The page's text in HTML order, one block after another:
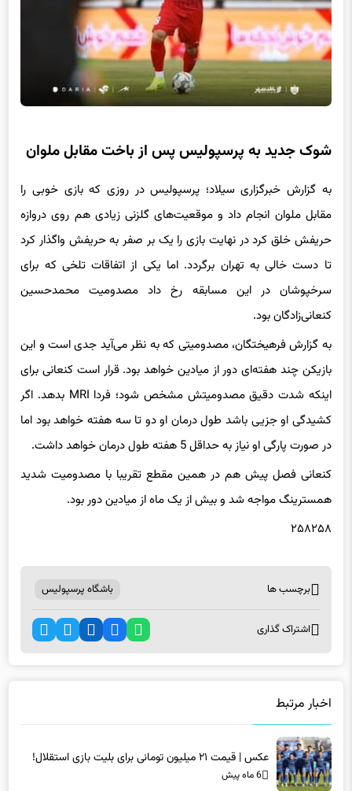
شوک جدید به پرسپولیس پس از باخت مقابل ملوان
به گزارش خبرگزاری سیلاد؛ پرسپولیس در روزی که بازی خوبی را
مقابل ملوان انجام داد و موقعیت‌های گلزنی زیادی هم روی دروازه
حریفش خلق کرد در نهایت بازی را یک بر صفر به حریفش واگذار کرد
تا دست خالی به تهران برگردد. اما یکی از اتفاقات تلخی که برای
سرخپوشان در این مسابقه رخ داد مصدومیت محمدحسین
کنعانی‌زادگان بود.
به گزارش فرهیختگان، مصدومیتی که به نظر می‌آید جدی است و این
بازیکن چند هفته‌ای دور از میادین خواهد بود. قرار است کنعانی برای
اینکه شدت دقیق مصدومیتش مشخص شود؛ فردا MRI بدهد. اگر
کشیدگی او جزیی باشد طول درمان او دو تا سه هفته خواهد بود اما
در صورت پارگی او نیاز به حداقل 5 هفته طول درمان خواهد داشت.
کنعانی فصل پیش هم در همین مقطع تقریبا با مصدومیت شدید
همسترینگ مواجه شد و بیش از یک ماه از میادین دور بود.
۲۵۸۲۵۸
برچسب ها باشگاه پرسپولیس
اشتراک گذاری
اخبار مرتبط
عکس | قیمت ۲۱ میلیون تومانی برای بلیت بازی استقلال!
6 ماه پیش